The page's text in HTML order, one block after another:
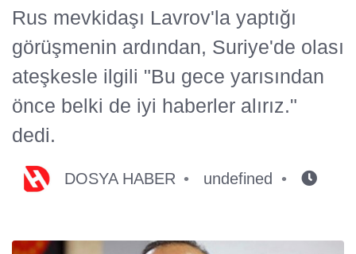
Rus mevkidaşı Lavrov'la yaptığı
görüşmenin ardından, Suriye'de olası
ateşkesle ilgili "Bu gece yarısından
önce belki de iyi haberler alırız."
dedi.
DOSYA HABER undefined